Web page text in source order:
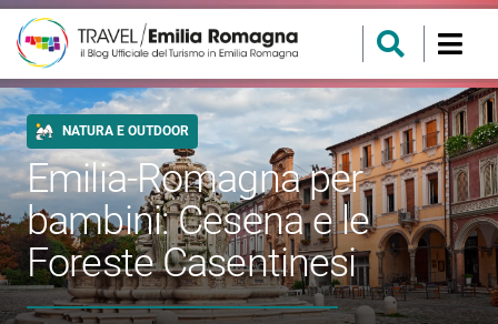
NATURA E OUTDOOR
Emilia-Romagna per
bambini: Cesena e le
Foreste Casentinesi